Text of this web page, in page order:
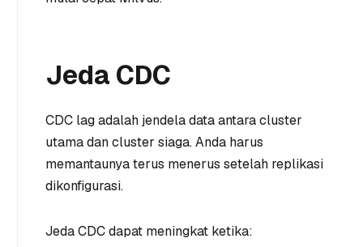
Jeda CDC
CDC lag adalah jendela data antara cluster
utama dan cluster siaga. Anda harus
memantaunya terus menerus setelah replikasi
dikonfigurasi.
Jeda CDC dapat meningkat ketika: